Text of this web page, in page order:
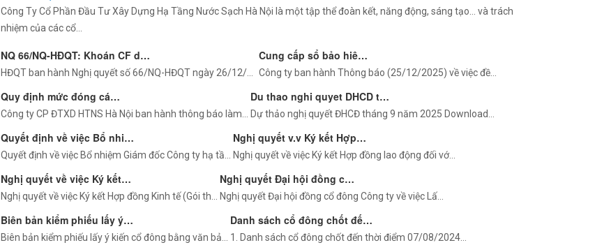
Công Ty Cổ Phần Đầu Tư Xây Dựng Hạ Tầng Nước Sạch Hà Nội là một tập thể đoàn kết, năng động, sáng tạo… và trách
nhiệm của các cổ...
NQ 66/NQ-HĐQT: Khoán CF d…
HĐQT ban hành Nghị quyết số 66/NQ-HĐQT ngày 26/12/…
Cung cấp sổ bảo hiê…
Công ty ban hành Thông báo (25/12/2025) về việc đề…
Quy định mức đóng cá…
Công ty CP ĐTXD HTNS Hà Nội ban hành thông báo làm…
Du thao nghi quyet DHCD t…
Dự thảo nghị quyết ĐHCĐ tháng 9 năm 2025 Download…
Quyết định về việc Bổ nhi…
Quyết định về việc Bổ nhiệm Giám đốc Công ty hạ tầ…
Nghị quyết v.v Ký kết Hợp…
Nghị quyết về việc Ký kết Hợp đồng lao động đối vớ…
Nghị quyết về việc Ký kết…
Nghị quyết về việc Ký kết Hợp đồng Kinh tế (Gói th…
Nghị quyết Đại hội đồng c…
Nghị quyết Đại hội đồng cổ đông Công ty về việc Lấ…
Biên bản kiểm phiếu lấy ý…
Biên bản kiểm phiếu lấy ý kiến cổ đông bằng văn bả…
Danh sách cổ đông chốt đế…
1. Danh sách cổ đông chốt đến thời điểm 07/08/2024…